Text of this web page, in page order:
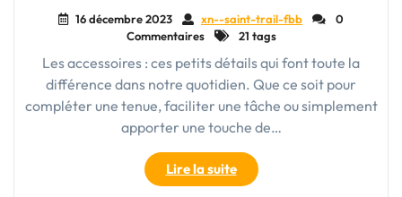
16 décembre 2023 xn--saint-trail-fbb
0
Commentaires
21 tags
Les accessoires : ces petits détails qui font toute la
différence dans notre quotidien. Que ce soit pour
compléter une tenue, faciliter une tâche ou simplement
apporter une touche de…
Lire la suite"Les
Accessoires